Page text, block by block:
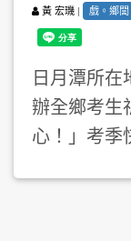
黃 宏璣 | 戲。鄉閭
日月潭所
辦全鄉考生
心！」考季